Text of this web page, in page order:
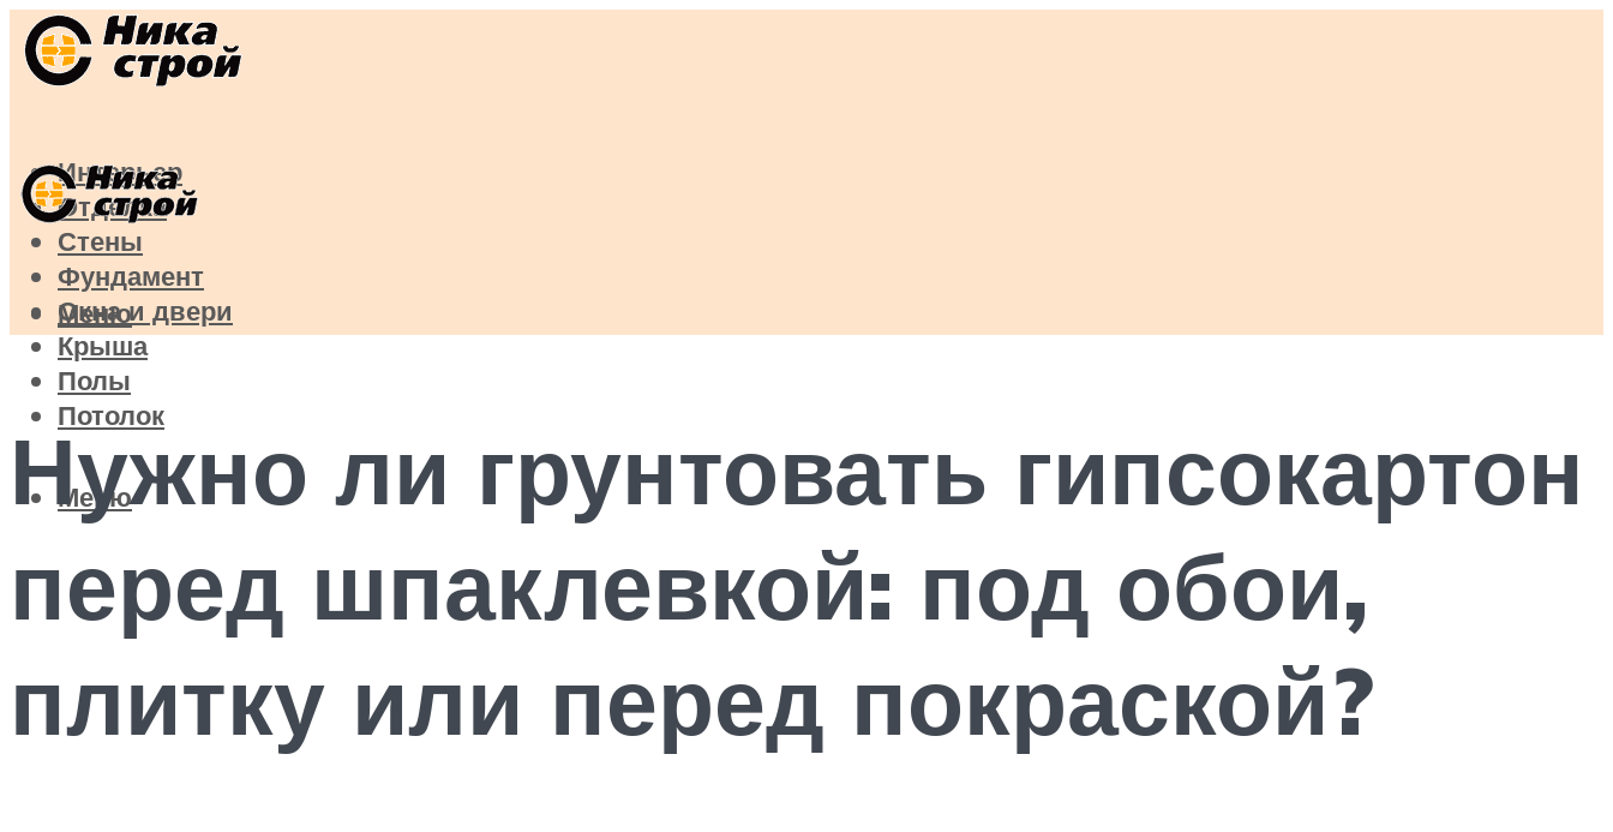
Интерьер
Отделка
Стены
Фундамент
Окна и двери
Крыша
Полы
Потолок
Меню
Меню
Нужно ли грунтовать гипсокартон
перед шпаклевкой: под обои,
плитку или перед покраской?